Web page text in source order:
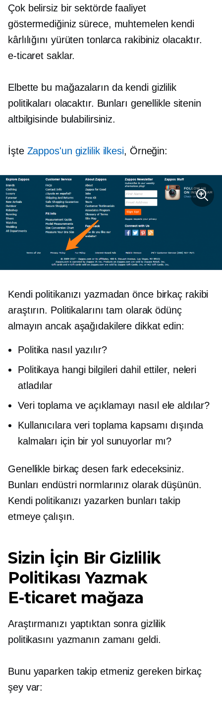
Çok belirsiz bir sektörde faaliyet
göstermediğiniz sürece, muhtemelen kendi
kârlılığını yürüten tonlarca rakibiniz olacaktır.
e-ticaret saklar.
Elbette bu mağazaların da kendi gizlilik
politikaları olacaktır. Bunları genellikle sitenin
altbilgisinde bulabilirsiniz.
İşte Zappos'un gizlilik ilkesi, Örneğin:
Kendi politikanızı yazmadan önce birkaç rakibi
araştırın. Politikalarını tam olarak ödünç
almayın ancak aşağıdakilere dikkat edin:
Politika nasıl yazılır?
Politikaya hangi bilgileri dahil ettiler, neleri
atladılar
Veri toplama ve açıklamayı nasıl ele aldılar?
Kullanıcılara veri toplama kapsamı dışında
kalmaları için bir yol sunuyorlar mı?
Genellikle birkaç desen fark edeceksiniz.
Bunları endüstri normlarınız olarak düşünün.
Kendi politikanızı yazarken bunları takip
etmeye çalışın.
Sizin İçin Bir Gizlilik
Politikası Yazmak
E-ticaretmağaza
Araştırmanızı yaptıktan sonra gizlilik
politikasını yazmanın zamanı geldi.
Bunu yaparken takip etmeniz gereken birkaç
şey var: